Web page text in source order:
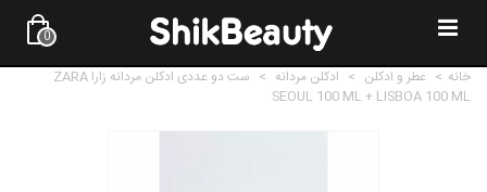
0
خانه > عطر و ادکلن > ادکلن مردانه >
ست دو عددی ادکلن مردانه زارا ZARA
SEOUL 100 ML + LISBOA 100 ML